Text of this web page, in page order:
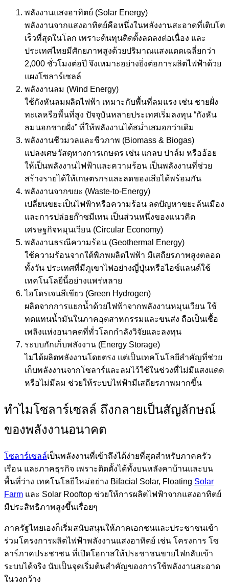
พลังงานแสงอาทิตย์ (Solar Energy)
พลังงานจากแสงอาทิตย์คือหนึ่งในพลังงานสะอาดที่เติบโต
เร็วที่สุดในโลก เพราะต้นทุนติดตั้งลดลงต่อเนื่อง และ
ประเทศไทยมีศักยภาพสูงด้วยปริมาณแสงแดดเฉลี่ยกว่า
2,000 ชั่วโมงต่อปี จึงเหมาะอย่างยิ่งต่อการผลิตไฟฟ้าด้วย
แผงโซลาร์เซลล์
พลังงานลม (Wind Energy)
ใช้กังหันลมผลิตไฟฟ้า เหมาะกับพื้นที่ลมแรง เช่น ชายฝั่ง
ทะเลหรือพื้นที่สูง ปัจจุบันหลายประเทศเริ่มลงทุน “กังหัน
ลมนอกชายฝั่ง” ที่ให้พลังงานได้สม่ำเสมอกว่าเดิม
พลังงานชีวมวลและชีวภาพ (Biomass & Biogas)
แปลงเศษวัสดุทางการเกษตร เช่น แกลบ ปาล์ม หรืออ้อย
ให้เป็นพลังงานไฟฟ้าและความร้อน เป็นพลังงานที่ช่วย
สร้างรายได้ให้เกษตรกรและลดของเสียได้พร้อมกัน
พลังงานจากขยะ (Waste-to-Energy)
เปลี่ยนขยะเป็นไฟฟ้าหรือความร้อน ลดปัญหาขยะล้นเมือง
และการปล่อยก๊าซมีเทน เป็นส่วนหนึ่งของแนวคิด
เศรษฐกิจหมุนเวียน (Circular Economy)
พลังงานธรณีความร้อน (Geothermal Energy)
ใช้ความร้อนจากใต้พิภพผลิตไฟฟ้า มีเสถียรภาพสูงตลอด
ทั้งวัน ประเทศที่มีภูเขาไฟอย่างญี่ปุ่นหรือไอซ์แลนด์ใช้
เทคโนโลยีนี้อย่างแพร่หลาย
ไฮโดรเจนสีเขียว (Green Hydrogen)
ผลิตจากการแยกน้ำด้วยไฟฟ้าจากพลังงานหมุนเวียน ใช้
ทดแทนน้ำมันในภาคอุตสาหกรรมและขนส่ง ถือเป็นเชื้อ
เพลิงแห่งอนาคตที่ทั่วโลกกำลังวิจัยและลงทุน
ระบบกักเก็บพลังงาน (Energy Storage)
ไม่ได้ผลิตพลังงานโดยตรง แต่เป็นเทคโนโลยีสำคัญที่ช่วย
เก็บพลังงานจากโซลาร์และลมไว้ใช้ในช่วงที่ไม่มีแสงแดด
หรือไม่มีลม ช่วยให้ระบบไฟฟ้ามีเสถียรภาพมากขึ้น
ทำไมโซลาร์เซลล์ ถึงกลายเป็นสัญลักษณ์
ของพลังงานอนาคต
โซลาร์เซลล์เป็นพลังงานที่เข้าถึงได้ง่ายที่สุดสำหรับภาคครัว
เรือน และภาคธุรกิจ เพราะติดตั้งได้ทั้งบนหลังคาบ้านและบน
พื้นที่ว่าง เทคโนโลยีใหม่อย่าง Bifacial Solar, Floating Solar
Farm และ Solar Rooftop ช่วยให้การผลิตไฟฟ้าจากแสงอาทิตย์
มีประสิทธิภาพสูงขึ้นเรื่อยๆ
ภาครัฐไทยเองก็เริ่มสนับสนุนให้ภาคเอกชนและประชาชนเข้า
ร่วมโครงการผลิตไฟฟ้าพลังงานแสงอาทิตย์ เช่น โครงการ โซ
ลาร์ภาคประชาชน ที่เปิดโอกาสให้ประชาชนขายไฟกลับเข้า
ระบบได้จริง นับเป็นจุดเริ่มต้นสำคัญของการใช้พลังงานสะอาด
ในวงกว้าง